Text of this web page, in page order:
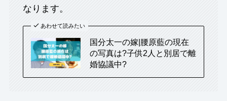
なります。
あわせて読みたい
国分太一の嫁|腰原藍の現在
の写真は?子供2人と別居で離
婚協議中?